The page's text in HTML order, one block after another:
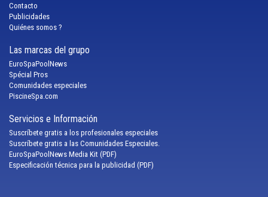
Contacto
Publicidades
Quiénes somos ?
Las marcas del grupo
EuroSpaPoolNews
Spécial Pros
Comunidades especiales
PiscineSpa.com
Servicios e Información
Suscríbete gratis a los profesionales especiales
Suscríbete gratis a las Comunidades Especiales.
EuroSpaPoolNews Media Kit (PDF)
Especificación técnica para la publicidad (PDF)